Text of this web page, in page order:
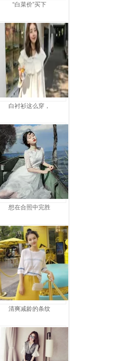
“白菜价”买下
白衬衫这么穿，
想在合照中完胜
清爽减龄的条纹